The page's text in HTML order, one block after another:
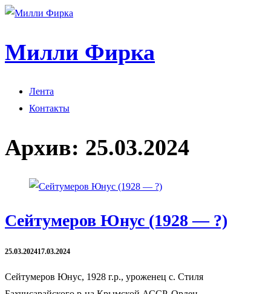
Милли Фирка
Лента
Контакты
Архив: 25.03.2024
Сейтумеров Юнус (1928 — ?)
25.03.202417.03.2024
Сейтумеров Юнус, 1928 г.р., уроженец с. Стиля